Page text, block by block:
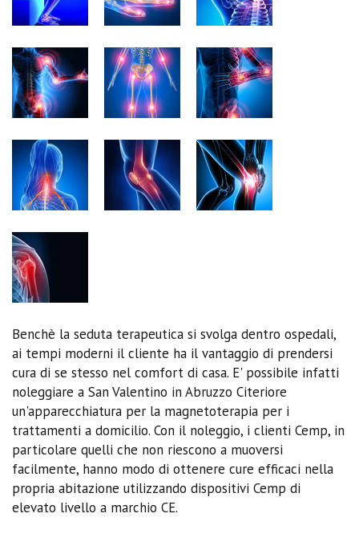
Benchè la seduta terapeutica si svolga dentro ospedali,
ai tempi moderni il cliente ha il vantaggio di prendersi
cura di se stesso nel comfort di casa. E' possibile infatti
noleggiare a San Valentino in Abruzzo Citeriore
un'apparecchiatura per la magnetoterapia per i
trattamenti a domicilio. Con il noleggio, i clienti Cemp, in
particolare quelli che non riescono a muoversi
facilmente, hanno modo di ottenere cure efficaci nella
propria abitazione utilizzando dispositivi Cemp di
elevato livello a marchio CE.